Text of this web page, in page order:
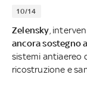
10/14
Zelensky ,
ancora sostegno
sistemi antiaereo
ricostruzione e